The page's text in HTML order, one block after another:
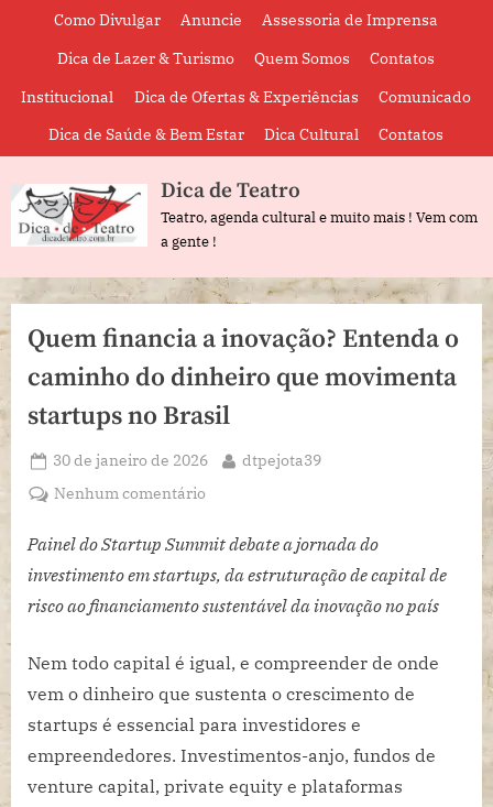
Como Divulgar Anuncie
Assessoria de Imprensa
Dica de Lazer & Turismo
Quem Somos
Contatos
Institucional
Dica de Ofertas & Experiências
Comunicado
Dica de Saúde & Bem Estar
Dica Cultural Contatos
Dica de Teatro
Teatro, agenda cultural e muito mais ! Vem com
a gente !
Quem financia a inovação? Entenda o
caminho do dinheiro que movimenta
startups no Brasil
Posted
on
30 de janeiro de 2026 By
dtpejota39
Nenhum comentário
financia
a
Entenda
caminho
do
dinheiro
startups
Painel do Startup Summit debate a jornada do
investimento em startups, da estruturação de capital de
risco ao financiamento sustentável da inovação no país
Nem todo capital é igual, e compreender de onde
vem o dinheiro que sustenta o crescimento de
startups é essencial para investidores e
empreendedores. Investimentos-anjo, fundos de
venture capital, private equity e plataformas